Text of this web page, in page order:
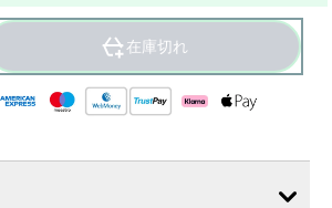
price
在庫切れ